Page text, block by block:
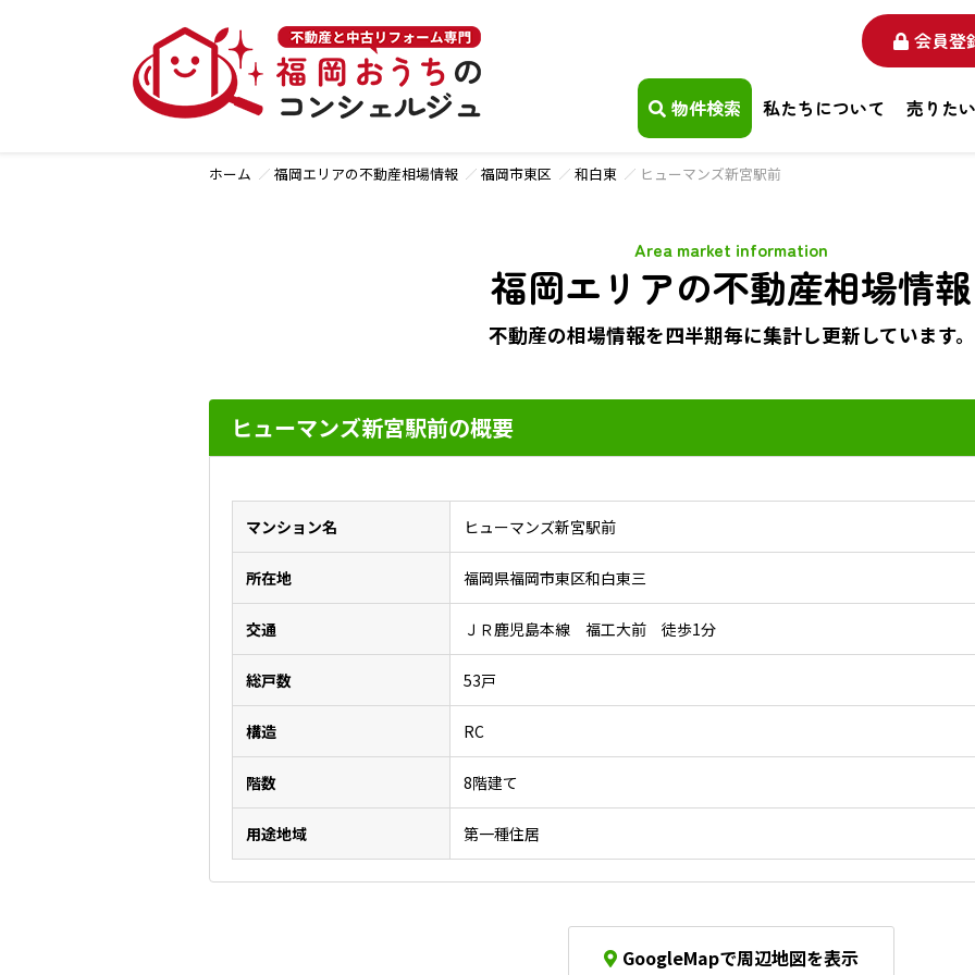
会員登
物件検索 私たちについて 売りたい
ホーム 福岡エリアの不動産相場情報 福岡市東区 和白東 ヒューマンズ新宮駅前
福岡エリアの不動産相場情報
Area market information
不動産の相場情報を四半期毎に集計し更新しています。
ヒューマンズ新宮駅前の概要
マンション名 ヒューマンズ新宮駅前
所在地 福岡県福岡市東区和白東三
交通 ＪＲ鹿児島本線 福工大前 徒歩1分
総戸数 53戸
構造 RC
階数 8階建て
用途地域 第一種住居
GoogleMapで周辺地図を表示